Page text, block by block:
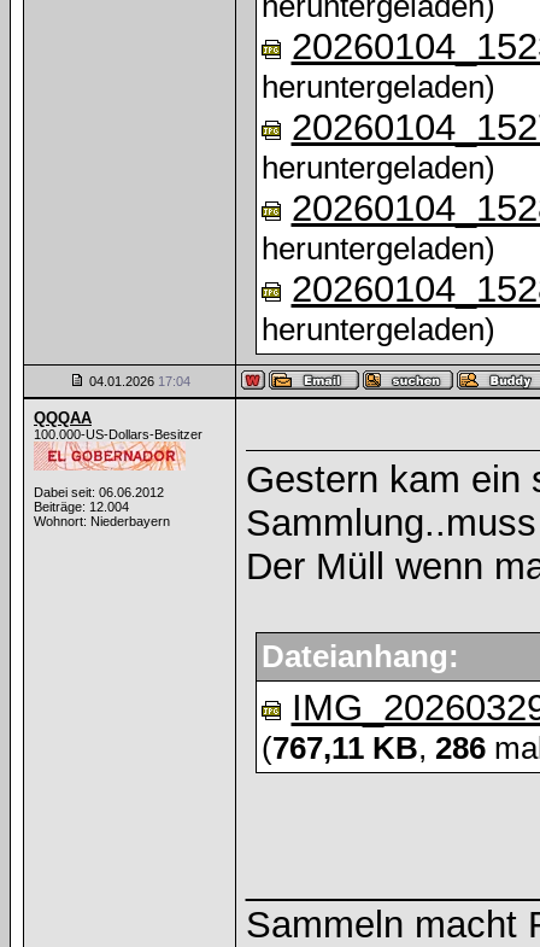
heruntergeladen)
heruntergeladen)
heruntergeladen)
heruntergeladen)
04.01.2026 17:04
QQQAA
100.000-US-Dollars-Besitzer
Dabei seit: 06.06.2012
Beiträge: 12.004
Wohnort: Niederbayern
Gestern kam ein
Der Müll wenn
Dateianhang:
(767,11 KB, 286
Sammeln macht